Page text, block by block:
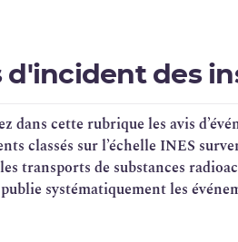
Surveillance des PFAS
d'incident des
dans cette rubrique les avis
classés sur l’échelle INES
transports de substances
publie systématiquement les